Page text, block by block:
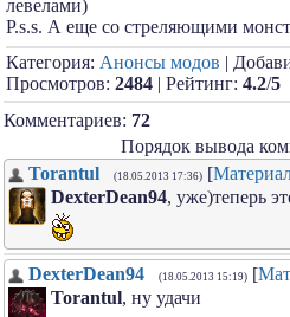
левелами)
P.s.s. А еще со стреляющими
Категория: Анонсы модов |
Просмотров: 2484 | Рейтинг: 4.2/5
Комментариев: 72
Порядок вывода
Torantul
(18.05.2013 17:36) [
DexterDean94, уже)теперь
DexterDean94 (18.05.2013 15:19) [
Torantul, ну удачи